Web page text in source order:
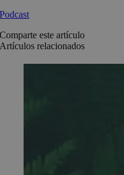
Podcast
Comparte este artículo
Artículos relacionados